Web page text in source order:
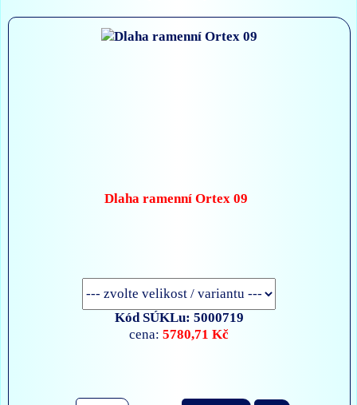
Dlaha ramenní Ortex 09
Kód SÚKLu: 5000719
cena:5780,71 Kč